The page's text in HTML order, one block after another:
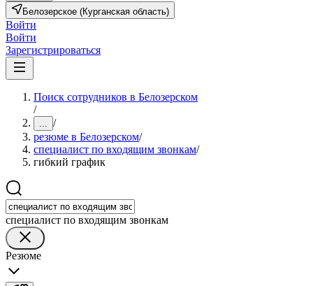
Белозерское (Курганская область)
Войти
Войти
Зарегистрироваться
Поиск сотрудников в Белозерском
/
... /
резюме в Белозерском/
специалист по входящим звонкам/
гибкий график
специалист по входящим звонкам
Резюме